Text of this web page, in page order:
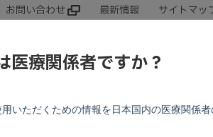
お問い合わせ 最新情報 サイトマッ
医療関係者ですか？
いただくための情報を日本国内の医療関係